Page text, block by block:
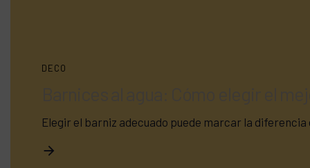
DECO
Elegir el barniz adecuado puede marcar la